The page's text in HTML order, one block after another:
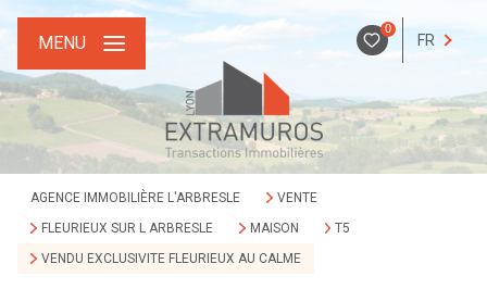
0
FR
MENU
AGENCE IMMOBILIÈRE L'ARBRESLE
VENTE
FLEURIEUX SUR L ARBRESLE
MAISON
T5
VENDU EXCLUSIVITE FLEURIEUX AU CALME